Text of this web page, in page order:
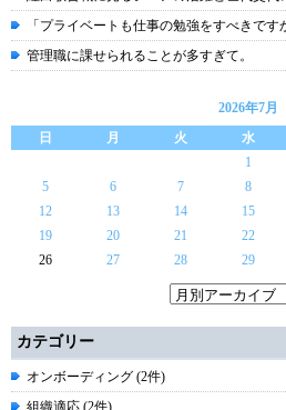
「プライベートも仕事の勉強をすべきです
管理職に課せられることが多すぎて。
2026年7月
日
月 火 水
1
5
6 7 8
12
13 14 15
19
20 21 22
26
27 28 29
カテゴリー
オンボーディング (2件)